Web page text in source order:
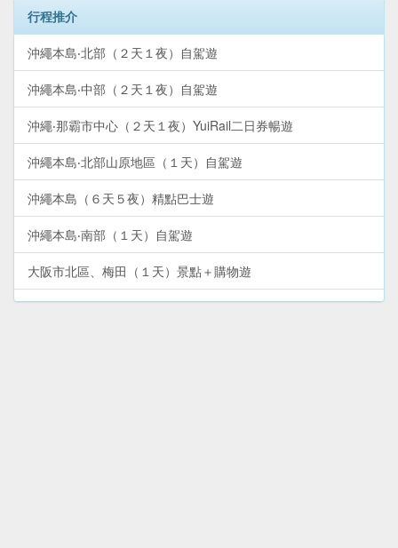
行程推介
沖繩本島‧北部（２天１夜）自駕遊
沖繩本島‧中部（２天１夜）自駕遊
沖繩‧那霸市中心（２天１夜）YuiRail二日券暢遊
沖繩本島‧北部山原地區（１天）自駕遊
沖繩本島（６天５夜）精點巴士遊
沖繩本島‧南部（１天）自駕遊
大阪市北區、梅田（１天）景點＋購物遊
大阪市（１天）周遊卡免費景點遊